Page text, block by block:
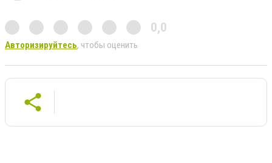
0,0
Авторизируйтесь, чтобы оценить